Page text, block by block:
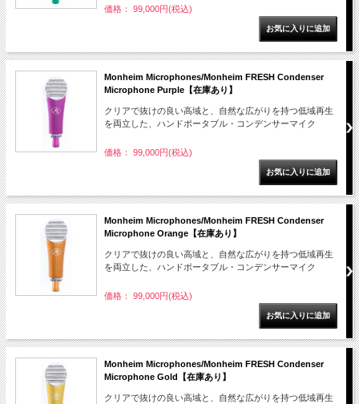
価格： 99,000円(税込)
Monheim Microphones/Monheim FRESH Condenser
Microphone Purple【在庫あり】
クリアで抜けの良い高域と、自然な広がりを持つ低域再生
を両立した、ハンドポータブル・コンデンサーマイク
価格： 99,000円(税込)
Monheim Microphones/Monheim FRESH Condenser
Microphone Orange【在庫あり】
クリアで抜けの良い高域と、自然な広がりを持つ低域再生
を両立した、ハンドポータブル・コンデンサーマイク
価格： 99,000円(税込)
Monheim Microphones/Monheim FRESH Condenser
Microphone Gold【在庫あり】
クリアで抜けの良い高域と、自然な広がりを持つ低域再生